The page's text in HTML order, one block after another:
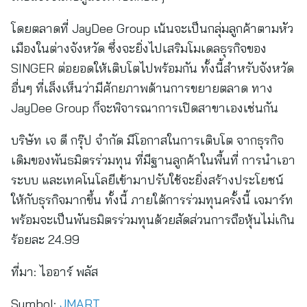
โดยตลาดที่ JayDee Group เน้นจะเป็นกลุ่มลูกค้าตามหัว
เมืองในต่างจังหวัด ซึ่งจะยิ่งไปเสริมโมเดลธุรกิจของ
SINGER ต่อยอดให้เติบโตไปพร้อมกัน ทั้งนี้สำหรับจังหวัด
อื่นๆ ที่เล็งเห็นว่ามีศักยภาพด้านการขยายตลาด ทาง
JayDee Group ก็จะพิจารณาการเปิดสาขาเองเช่นกัน
บริษัท เจ ดี กรุ๊ป จำกัด มีโอกาสในการเติบโต จากธุรกิจ
เดิมของพันธมิตรร่วมทุน ที่มีฐานลูกค้าในพื้นที่ การนำเอา
ระบบ และเทคโนโลยีเข้ามาปรับใช้จะยิ่งสร้างประโยชน์
ให้กับธุรกิจมากขึ้น ทั้งนี้ ภายใต้การร่วมทุนครั้งนี้ เจมาร์ท
พร้อมจะเป็นพันธมิตรร่วมทุนด้วยสัดส่วนการถือหุ้นไม่เกิน
ร้อยละ 24.99
ที่มา: ไออาร์ พลัส